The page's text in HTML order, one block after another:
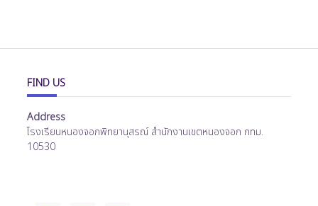
FIND US
Address
โรงเรียนหนองจอกพิทยานุสรณ์ สำนักงานเขตหนองจอก กทม.
10530